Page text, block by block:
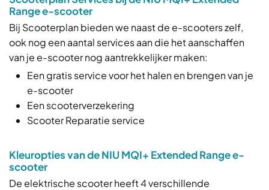
Range e-scooter
Bij Scooterplan bieden we naast de e-scooters zelf,
ook nog een aantal services aan die het aanschaffen
van je e-scooter nog aantrekkelijker maken:
Een gratis service voor het halen en brengen van je
e-scooter
Een scooterverzekering
Scooter Reparatie service
Kleuropties van de NIU MQI+ Extended Range e-
scooter
De elektrische scooter heeft 4 verschillende